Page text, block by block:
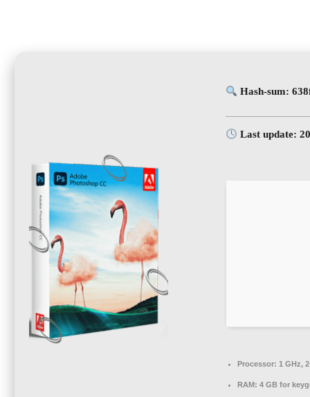
Hash-sum:
Last update:
Processor: 1 GHz,
RAM: 4 GB for